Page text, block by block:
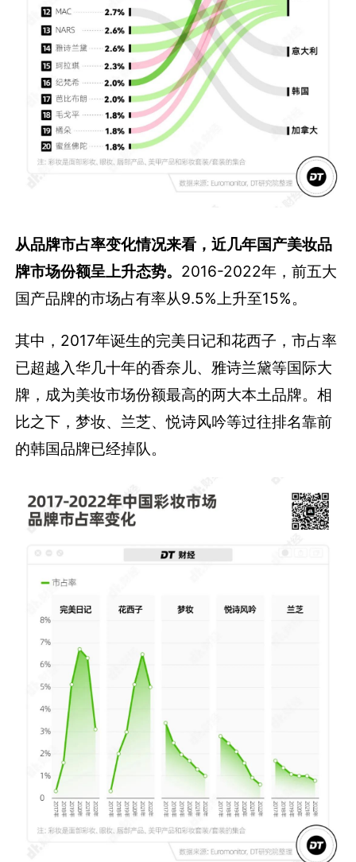
从品牌市占率变化情况来看，近几年国产美妆品
牌市场份额呈上升态势。 2016-2022年，前五大
国产品牌的市场占有率从9.5%上升至15%。
其中，2017年诞生的完美日记和花西子，市占率
已超越入华几十年的香奈儿、雅诗兰黛等国际大
牌，成为美妆市场份额最高的两大本土品牌。相
比之下，梦妆、兰芝、悦诗风吟等过往排名靠前
的韩国品牌已经掉队。